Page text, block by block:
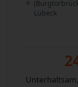
Lübeck